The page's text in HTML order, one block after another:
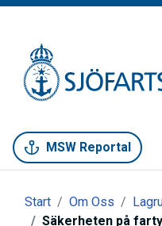
MSW Reportal
Start Om Oss
Säkerheten på